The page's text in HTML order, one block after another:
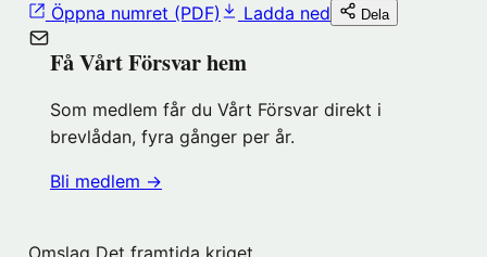
Öppna numret (PDF)
Ladda ned Dela
Få Vårt Försvar hem
Som medlem får du Vårt Försvar direkt i
brevlådan, fyra gånger per år.
Bli medlem →(öppnas